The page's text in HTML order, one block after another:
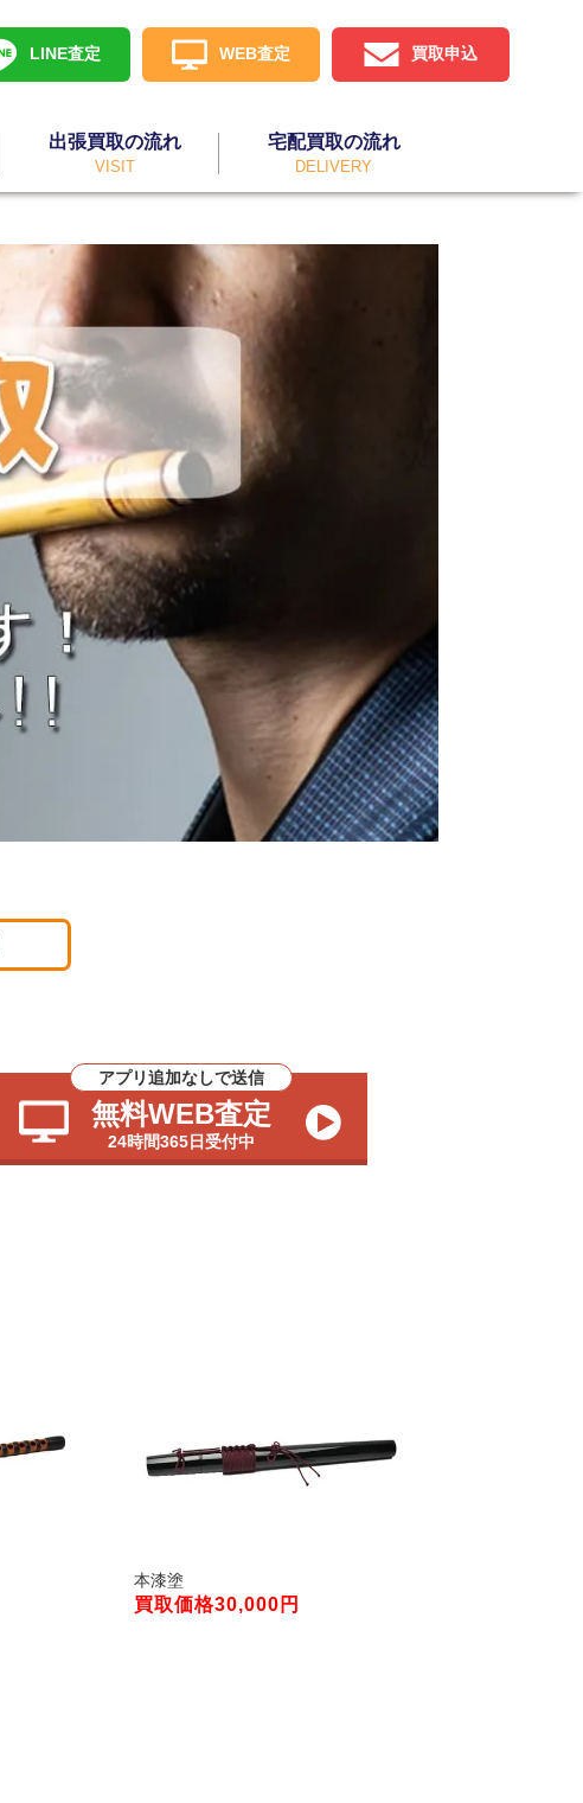
LINE査定 WEB査定 買取申込
出張買取の流れ
VISIT
宅配買取の流れ
DELIVERY
アプリ追加なしで送信
無料WEB査定
24時間365日受付中
本漆塗
買取価格30,000円